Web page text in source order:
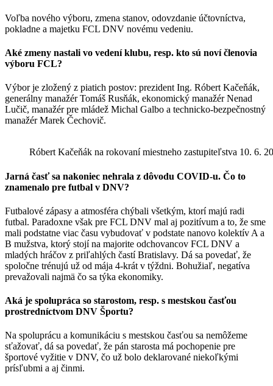
Voľba nového výboru, zmena stanov, odovzdanie účtovníctva,
pokladne a majetku FCL DNV novému vedeniu.
Aké zmeny nastali vo vedení klubu, resp. kto sú noví členovia
výboru FCL?
Výbor je zložený z piatich postov: prezident Ing. Róbert Kačeňák,
generálny manažér Tomáš Rusňák, ekonomický manažér Nenad
Lučič, manažér pre mládež Michal Galbo a technicko-bezpečnostný
manažér Marek Čechovič.
Róbert Kačeňák na rokovaní miestneho zastupiteľstva 10. 6.
Jarná časť sa nakoniec nehrala z dôvodu COVID-u. Čo to
znamenalo pre futbal v DNV?
Futbalové zápasy a atmosféra chýbali všetkým, ktorí majú radi
futbal. Paradoxne však pre FCL DNV mal aj pozitívum a to, že sme
mali podstatne viac času vybudovať v podstate nanovo kolektív A a
B mužstva, ktorý stojí na majorite odchovancov FCL DNV a
mladých hráčov z priľahlých častí Bratislavy. Dá sa povedať, že
spoločne trénujú už od mája 4-krát v týždni. Bohužiaľ, negatíva
prevažovali najmä čo sa týka ekonomiky.
Aká je spolupráca so starostom, resp. s mestskou časťou
prostredníctvom DNV Športu?
Na spoluprácu a komunikáciu s mestskou časťou sa nemôžeme
sťažovať, dá sa povedať, že pán starosta má pochopenie pre
športové vyžitie v DNV, čo už bolo deklarované niekoľkými
prísľubmi a aj činmi.